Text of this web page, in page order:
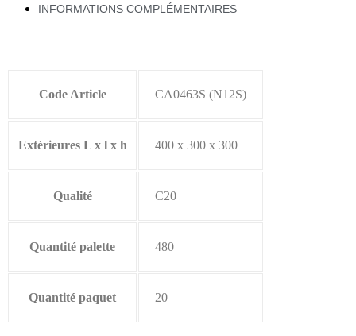
INFORMATIONS COMPLÉMENTAIRES
Code Article CA0463S (N12S)
Extérieures L x l x h 400 x 300 x 300
Qualité C20
Quantité palette 480
Quantité paquet 20